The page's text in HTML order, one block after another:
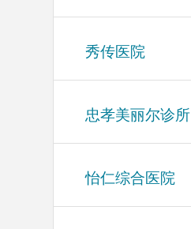
秀传医院
忠孝美丽尔诊所
怡仁综合医院